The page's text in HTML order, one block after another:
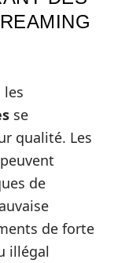
les
se
qualité. Les
de
de forte
illégal